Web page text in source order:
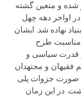
شده و متعین گشته
اواخر دهه چهل
نهاده شد. ایشان
به مناسبت طرح
قدرت سیاسی و
فقیهان و مجتهدان
صورت جزوات پلی
در این زمان